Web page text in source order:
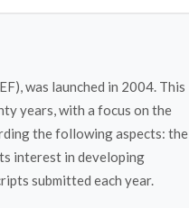
was launched in 2004. This
years, with a focus on the
the following aspects: the
interest in developing
submitted each year.